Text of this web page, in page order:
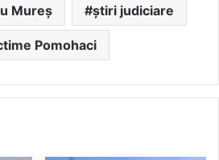
Mureș știri judiciare
Pomohaci